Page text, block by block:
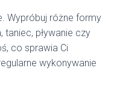
Wypróbuj różne formy
pływanie czy
co sprawia Ci
wykonywanie